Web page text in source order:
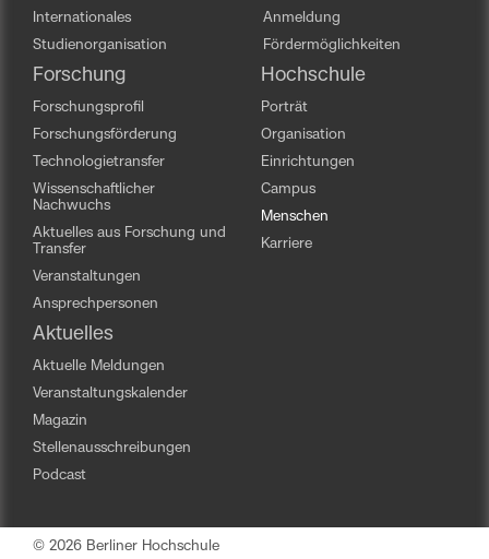
Internationales
Studienorganisation
Anmeldung
Fördermöglichkeiten
Forschung
Forschungsprofil
Forschungsförderung
Technologietransfer
Wissenschaftlicher
Nachwuchs
Aktuelles aus Forschung und
Transfer
Veranstaltungen
Ansprechpersonen
Hochschule
Porträt
Organisation
Einrichtungen
Campus
Menschen
Karriere
Aktuelles
Aktuelle Meldungen
Veranstaltungskalender
Magazin
Stellenausschreibungen
Podcast
© 2026 Berliner Hochschule